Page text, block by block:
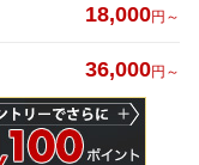
18,000円～
36,000円～